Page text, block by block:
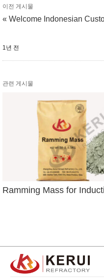
이전 게시물
« Welcome Indonesian
1년 전
관련 게시물
Ramming Mass for